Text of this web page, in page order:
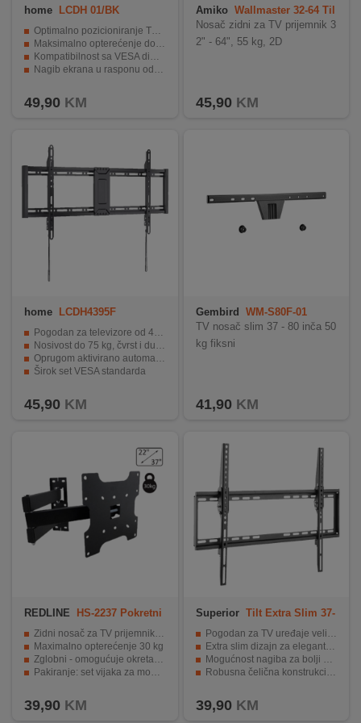
home LCDH 01/BK
Optimalno pozicioniranje TV prijemnika na zidu.
Maksimalno opterećenje do 15 kg.
Kompatibilnost sa VESA dimenzijama 75 x 75 i 100 x 100 mm.
Nagib ekrana u rasponu od +/-80°.
49,90 KM
Amiko Wallmaster 32-64 Til
tNosač zidni za TV prijemnik 3
2" - 64", 55 kg, 2D
45,90 KM
home LCDH4395F
Pogodan za televizore od 43" do 95"
Nosivost do 75 kg, čvrst i dugotrajan
Oprugom aktivirano automatsko zaključavanje
Širok set VESA standarda
45,90 KM
Gembird WM-S80F-01
TV nosač slim 37 - 80 inča 50
kg fiksni
41,90 KM
REDLINE
HS-2237 Pokretni
Zidni nosač za TV prijemnike 22"- 37"
Maximalno opterećenje 30 kg
Zglobni - omogućuje okretanje TV prijemnika
Pakiranje: set vijaka za montažu
39,90 KM
Superior Tilt Extra Slim 37-
Pogodan za TV uređaje veličine 37″ do 80″
Extra slim dizajn za elegantan izgled prostora
Mogućnost nagiba za bolji kut gledanja
Robusna čelična konstrukcija za sigurnu montažu
39,90 KM